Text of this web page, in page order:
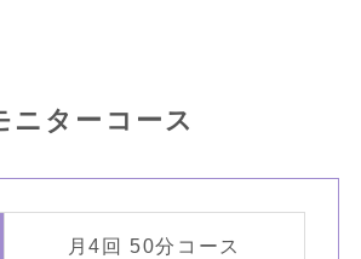
ニターコース
月4回 50分コース